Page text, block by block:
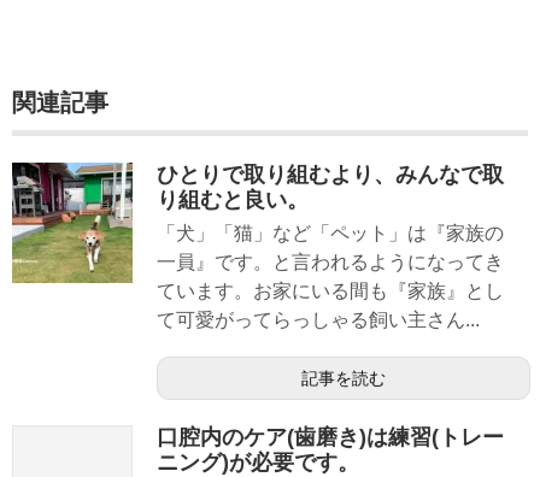
関連記事
ひとりで取り組むより、みんなで取
り組むと良い。
「犬」「猫」など「ペット」は『家族の
一員』です。と言われるようになってき
ています。お家にいる間も『家族』とし
て可愛がってらっしゃる飼い主さん...
記事を読む
口腔内のケア(歯磨き)は練習(トレー
ニング)が必要です。